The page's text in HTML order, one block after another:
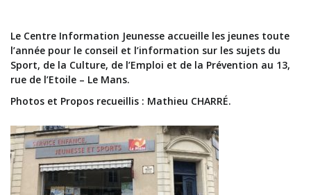
Le Centre Information Jeunesse accueille les jeunes toute
l’année pour le conseil et l’information sur les sujets du
Sport, de la Culture, de l’Emploi et de la Prévention au 13,
rue de l’Etoile – Le Mans.
Photos et Propos recueillis : Mathieu CHARRÉ.